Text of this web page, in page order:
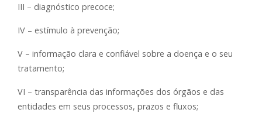
III – diagnóstico precoce;
IV – estímulo à prevenção;
V – informação clara e confiável sobre a doença e o seu
tratamento;
VI – transparência das informações dos órgãos e das
entidades em seus processos, prazos e fluxos;